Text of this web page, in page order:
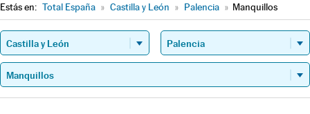
Estás en: Total España » Castilla y León » Palencia » Manquillos